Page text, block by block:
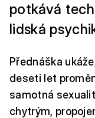
potkává
lidská
Přednáška
deseti let
samotná
chytrým,